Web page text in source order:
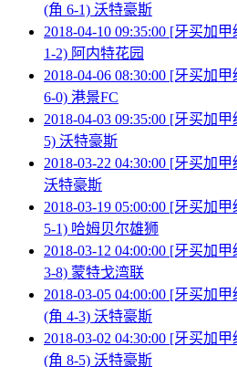
(角 6-1) 沃特豪斯
2018-04-10 09:35:00 [牙买加
1-2) 阿内特花园
2018-04-06 08:30:00 [牙买加
6-0) 港景FC
2018-04-03 09:35:00 [牙买加
5) 沃特豪斯
2018-03-22 04:30:00 [牙买加
沃特豪斯
2018-03-19 05:00:00 [牙买加
5-1) 哈姆贝尔雄狮
2018-03-12 04:00:00 [牙买加
3-8) 蒙特戈湾联
2018-03-05 04:00:00 [牙买加
(角 4-3) 沃特豪斯
2018-03-02 04:30:00 [牙买加
(角 8-5) 沃特豪斯